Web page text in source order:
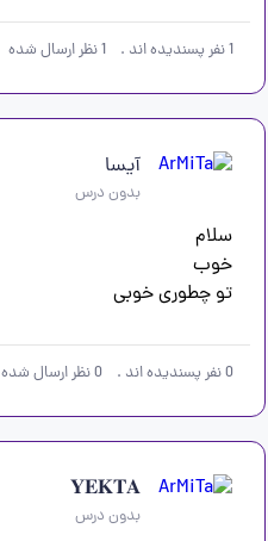
1نفر پسندیده اند .
1نظر ارسال شده
آیسا
بدون درس
تو چطوری خوبی
0نفر پسندیده اند .
0نظر ارسال شده
𝐘𝐄𝐊𝐓𝐀
بدون درس